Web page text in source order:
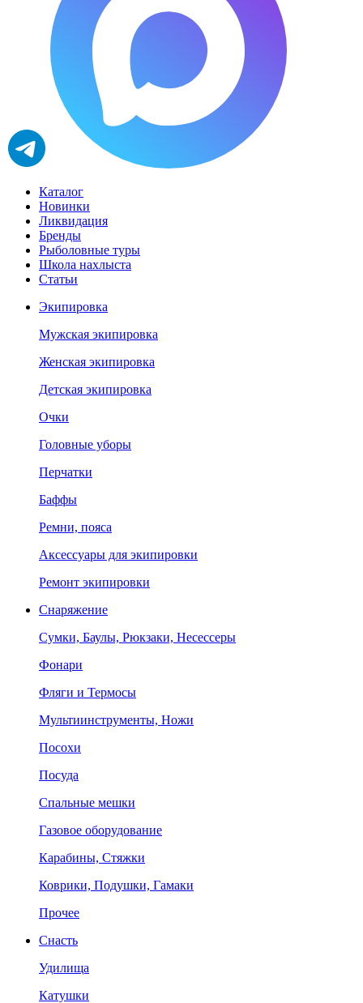
Каталог
Новинки
Ликвидация
Бренды
Рыболовные туры
Школа нахлыста
Статьи
Экипировка
Мужская экипировка
Женская экипировка
Детская экипировка
Очки
Головные уборы
Перчатки
Баффы
Ремни, пояса
Аксессуары для экипировки
Ремонт экипировки
Снаряжение
Сумки, Баулы, Рюкзаки, Несессеры
Фонари
Фляги и Термосы
Мультиинструменты, Ножи
Посохи
Посуда
Спальные мешки
Газовое оборудование
Карабины, Стяжки
Коврики, Подушки, Гамаки
Прочее
Снасть
Удилища
Катушки